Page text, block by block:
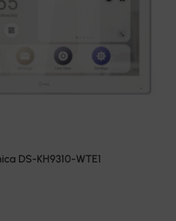
DS-KH9310-WTE1